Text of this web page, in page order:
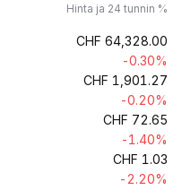
Hinta ja 24 tunnin %
CHF 64,328.00
-0.30%
CHF 1,901.27
-0.20%
CHF 72.65
-1.40%
CHF 1.03
-2.20%